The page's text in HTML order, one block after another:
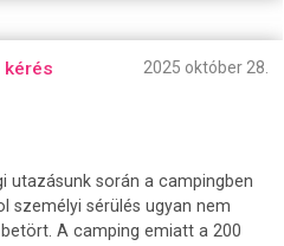
kérés
2025 október 28.
utazásunk során a campingben
személyi sérülés ugyan nem
A camping emiatt a 200